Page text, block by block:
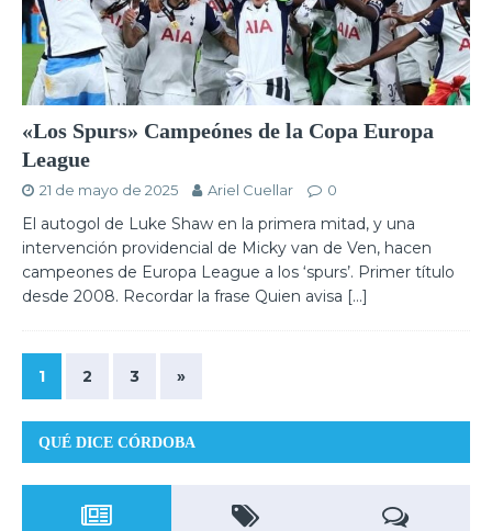
«Los Spurs» Campeónes de la Copa Europa
League
21 de mayo de 2025 Ariel Cuellar 0
El autogol de Luke Shaw en la primera mitad, y una
intervención providencial de Micky van de Ven, hacen
campeones de Europa League a los ‘spurs’. Primer título
desde 2008. Recordar la frase Quien avisa […]
1 2 3 »
QUÉ DICE CÓRDOBA